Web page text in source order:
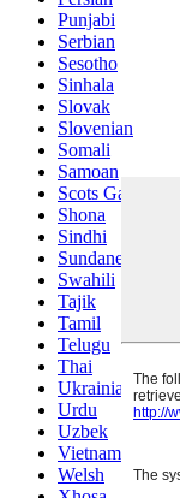
Punjabi
Serbian
Sesotho
Sinhala
Slovak
Slovenian
Somali
Samoan
Scots Gaelic
Shona
Sindhi
Sundanese
Swahili
Tajik
Tamil
Telugu
Thai
Ukrainian
Urdu
Uzbek
Vietnamese
Welsh